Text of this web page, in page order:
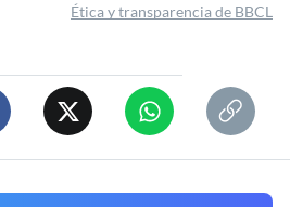
Ética y transparencia de BBCL